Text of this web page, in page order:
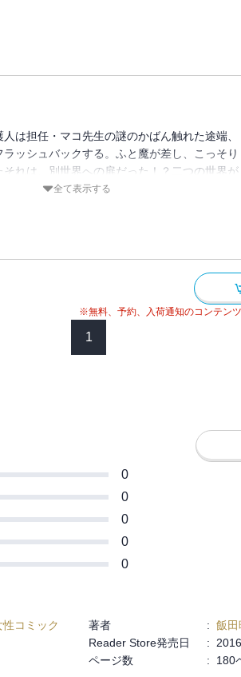
は担任・マコ先生の謎のかばん触れた途端、
ッシュバックする。ふと魔が差し、こっそり
それは、別世界への扉だった！？二つの世界が
魔女のマコ先生に力を授かり、ドラゴンと戦う
全て表示する
※無料、予約、入荷通知のコンテン
1
0
0
0
0
0
性コミック 著者 : 飯田
Reader Store発売日 :
ページ数 :
180